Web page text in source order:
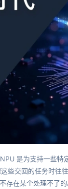
是为支持一些特
些交回的任务时往
存在某个处理不了